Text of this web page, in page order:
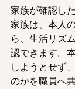
家族が確認し
家族は、本人
ら、生活リズ
認できます。
しようとせず
のかを職員へ